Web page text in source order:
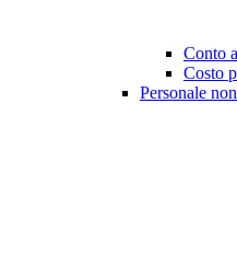
Conto
Costo
Personale